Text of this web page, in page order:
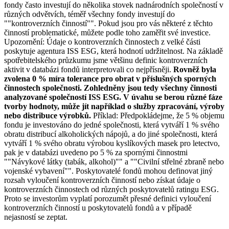
fondy často investují do několika stovek nadnárodních společností v
různých odvětvích, téměř všechny fondy investují do
""kontroverzních činností"". Pokud jsou pro vás některé z těchto
činností problematické, můžete podle toho zaměřit své investice.
Upozornění: Údaje o kontroverzních činnostech z velké části
poskytuje agentura ISS ESG, která hodnotí udržitelnost. Na základě
spotřebitelského průzkumu jsme většinu definic kontroverzních
aktivit v databázi fondů interpretovali co nejpřísněji. Rovněž byla
zvolena 0 % míra tolerance pro obrat v příslušných sporných
činnostech společnosti. Zohledněny jsou tedy všechny činnosti
analyzované společností ISS ESG. V úvahu se berou různé fáze
tvorby hodnoty, může jít například o služby zpracování, výroby
nebo distribuce výrobků. Příklad: Předpokládejme, že 5 % objemu
fondu je investováno do jedné společnosti, která vytváří 1 % svého
obratu distribucí alkoholických nápojů, a do jiné společnosti, která
vytváří 1 % svého obratu výrobou kyslíkových masek pro letectvo,
pak je v databázi uvedeno po 5 % za spornými činnostmi
""Návykové látky (tabák, alkohol)"" a ""Civilní střelné zbraně nebo
vojenské vybavení"". Poskytovatelé fondů mohou definovat jiný
rozsah vyloučení kontroverzních činností nebo získat údaje o
kontroverzních činnostech od různých poskytovatelů ratingu ESG.
Proto se investorům vyplatí porozumět přesné definici vyloučení
kontroverzních činností u poskytovatelů fondů a v případě
nejasností se zeptat.